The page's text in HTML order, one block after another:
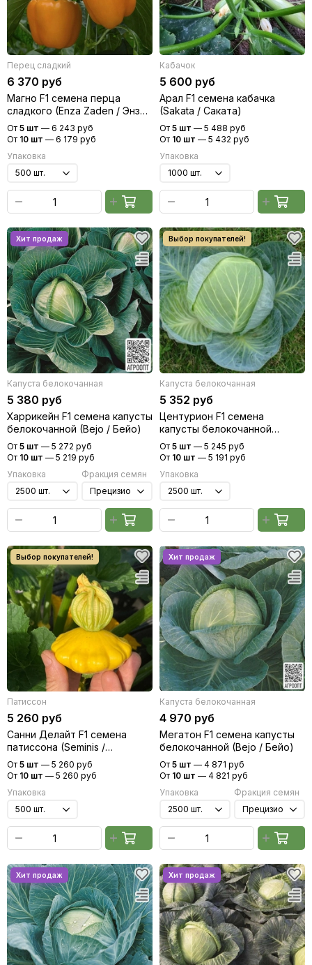
Перец сладкий
6 370 руб
Магно F1 семена перца
сладкого (Enza Zaden / Энза
Заден)
От 5 шт — 6 243 руб
От 10 шт — 6 179 руб
Упаковка
Кабачок
5 600 руб
Арал F1 семена кабачка
(Sakata / Саката)
От 5 шт — 5 488 руб
От 10 шт — 5 432 руб
Упаковка
Капуста белокочанная
5 380 руб
Харрикейн F1 семена капусты
белокочанной (Bejo / Бейо)
От 5 шт — 5 272 руб
От 10 шт — 5 219 руб
Упаковка
Фракция семян
Капуста белокочанная
5 352 руб
Центурион F1 семена
капусты белокочанной
(Clause / Клос)
От 5 шт — 5 245 руб
От 10 шт — 5 191 руб
Упаковка
Патиссон
5 260 руб
Санни Делайт F1 семена
патиссона (Seminis /
Семинис)
От 5 шт — 5 260 руб
От 10 шт — 5 260 руб
Упаковка
Капуста белокочанная
4 970 руб
Мегатон F1 семена капусты
белокочанной (Bejo / Бейо)
От 5 шт — 4 871 руб
От 10 шт — 4 821 руб
Упаковка
Фракция семян